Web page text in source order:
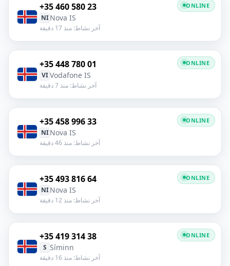
+35 460 580 23
NI Nova IS
آخر نشاط: منذ 17 دقيقة
ONLINE
+35 448 780 01
VI Vodafone IS
آخر نشاط: منذ 7 دقيقة
ONLINE
+35 458 996 33
NI Nova IS
آخر نشاط: منذ 46 دقيقة
ONLINE
+35 493 816 64
NI Nova IS
آخر نشاط: منذ 12 دقيقة
ONLINE
+35 419 314 38
S Síminn
آخر نشاط: منذ 16 دقيقة
ONLINE